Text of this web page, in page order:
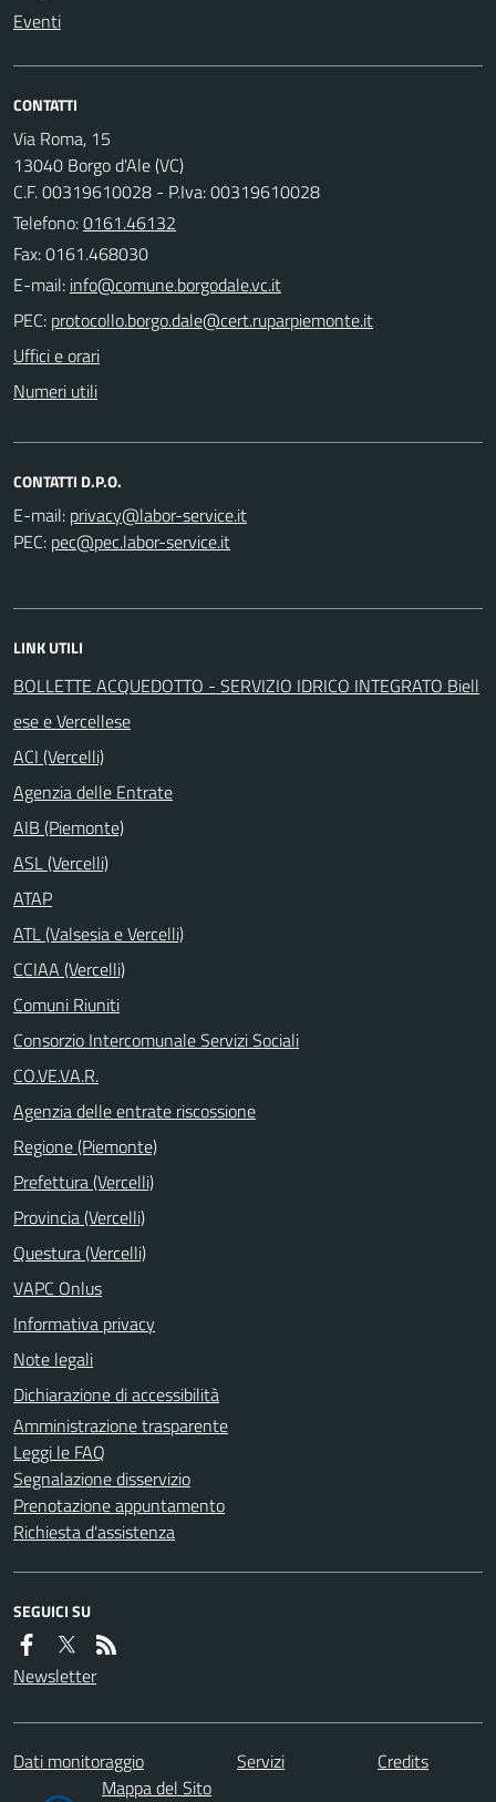
Eventi
CONTATTI
Via Roma, 15
13040 Borgo d'Ale (VC)
C.F. 00319610028 - P.Iva: 00319610028
Telefono:0161.46132
Fax: 0161.468030
E-mail:
PEC:
Uffici e orari
Numeri utili
CONTATTI D.P.O.
E-mail:
PEC:
LINK UTILI
BOLLETTE ACQUEDOTTO - SERVIZIO IDRICO INTEGRATO Biell
ese e Vercellese
ACI (Vercelli)
Agenzia delle Entrate
AIB (Piemonte)
ASL (Vercelli)
ATAP
ATL (Valsesia e Vercelli)
CCIAA (Vercelli)
Comuni Riuniti
Consorzio Intercomunale Servizi Sociali
CO.VE.VA.R.
Agenzia delle entrate riscossione
Regione (Piemonte)
Prefettura (Vercelli)
Provincia (Vercelli)
Questura (Vercelli)
VAPC Onlus
Informativa privacy
Note legali
Dichiarazione di accessibilità
Amministrazione trasparente
Leggi le FAQ
Segnalazione disservizio
Prenotazione appuntamento
Richiesta d'assistenza
SEGUICI SU
Newsletter
Dati monitoraggio Servizi
Credits
Mappa del Sito